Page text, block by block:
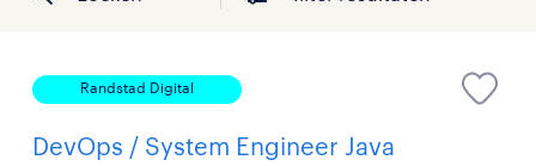
Randstad Digital
DevOps / System Engineer Java